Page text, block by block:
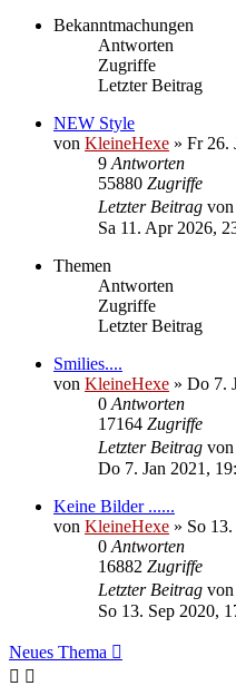
Bekanntmachungen
Antworten
Zugriffe
Letzter Beitrag
NEW Style
von KleineHexe » Fr 26.
9 Antworten
55880 Zugriffe
Letzter Beitrag von
Sa 11. Apr 2026,
Themen
Antworten
Zugriffe
Letzter Beitrag
Smilies....
von KleineHexe » Do 7.
0 Antworten
17164 Zugriffe
Letzter Beitrag von
Do 7. Jan 2021,
Keine Bilder ......
von KleineHexe » So
0 Antworten
16882 Zugriffe
Letzter Beitrag von
So 13. Sep 2020,
Neues Thema